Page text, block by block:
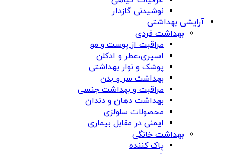
نوشیدنی گازدار
آرایشی بهداشتی
بهداشت فردی
مراقبت از پوست و مو
اسپری،عطر و ادکلن
پوشک و نوار بهداشتی
بهداشت سر و بدن
مراقبت و بهداشت جنسی
بهداشت دهان و دندان
محصولات سلولزی
ایمنی در مقابل بیماری
بهداشت خانگی
پاک کننده